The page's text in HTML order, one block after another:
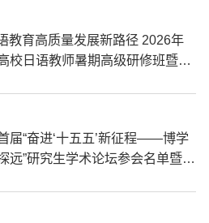
教育高质量发展新路径 2026年
校日语教师暑期高级研修班暨第
届“奋进‘十五五’新征程——博学
远”研究生学术论坛参会名单暨会